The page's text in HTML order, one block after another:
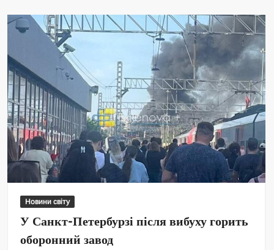
Новини світу
У Санкт-Петербурзі після вибуху горить
оборонний завод